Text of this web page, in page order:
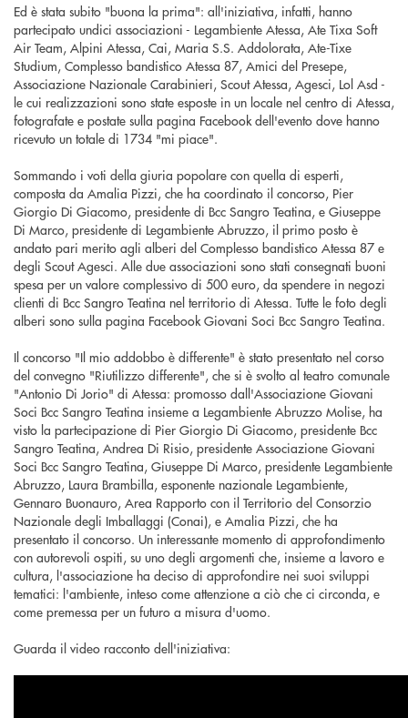
Ed è stata subito "buona la prima": all'iniziativa, infatti, hanno
partecipato undici associazioni - Legambiente Atessa, Ate Tixa Soft
Air Team, Alpini Atessa, Cai, Maria S.S. Addolorata, Ate-Tixe
Studium, Complesso bandistico Atessa 87, Amici del Presepe,
Associazione Nazionale Carabinieri, Scout Atessa, Agesci, Lol Asd -
le cui realizzazioni sono state esposte in un locale nel centro di Atessa,
fotografate e postate sulla pagina Facebook dell'evento dove hanno
ricevuto un totale di 1734 "mi piace".
Sommando i voti della giuria popolare con quella di esperti,
composta da Amalia Pizzi, che ha coordinato il concorso, Pier
Giorgio Di Giacomo, presidente di Bcc Sangro Teatina, e Giuseppe
Di Marco, presidente di Legambiente Abruzzo, il primo posto è
andato pari merito agli alberi del Complesso bandistico Atessa 87 e
degli Scout Agesci. Alle due associazioni sono stati consegnati buoni
spesa per un valore complessivo di 500 euro, da spendere in negozi
clienti di Bcc Sangro Teatina nel territorio di Atessa. Tutte le foto degli
alberi sono sulla pagina Facebook Giovani Soci Bcc Sangro Teatina.
Il concorso "Il mio addobbo è differente" è stato presentato nel corso
del convegno "Riutilizzo differente", che si è svolto al teatro comunale
"Antonio Di Jorio" di Atessa: promosso dall'Associazione Giovani
Soci Bcc Sangro Teatina insieme a Legambiente Abruzzo Molise, ha
visto la partecipazione di Pier Giorgio Di Giacomo, presidente Bcc
Sangro Teatina, Andrea Di Risio, presidente Associazione Giovani
Soci Bcc Sangro Teatina, Giuseppe Di Marco, presidente Legambiente
Abruzzo, Laura Brambilla, esponente nazionale Legambiente,
Gennaro Buonauro, Area Rapporto con il Territorio del Consorzio
Nazionale degli Imballaggi (Conai), e Amalia Pizzi, che ha
presentato il concorso. Un interessante momento di approfondimento
con autorevoli ospiti, su uno degli argomenti che, insieme a lavoro e
cultura, l'associazione ha deciso di approfondire nei suoi sviluppi
tematici: l'ambiente, inteso come attenzione a ciò che ci circonda, e
come premessa per un futuro a misura d'uomo.
Guarda il video racconto dell'iniziativa: